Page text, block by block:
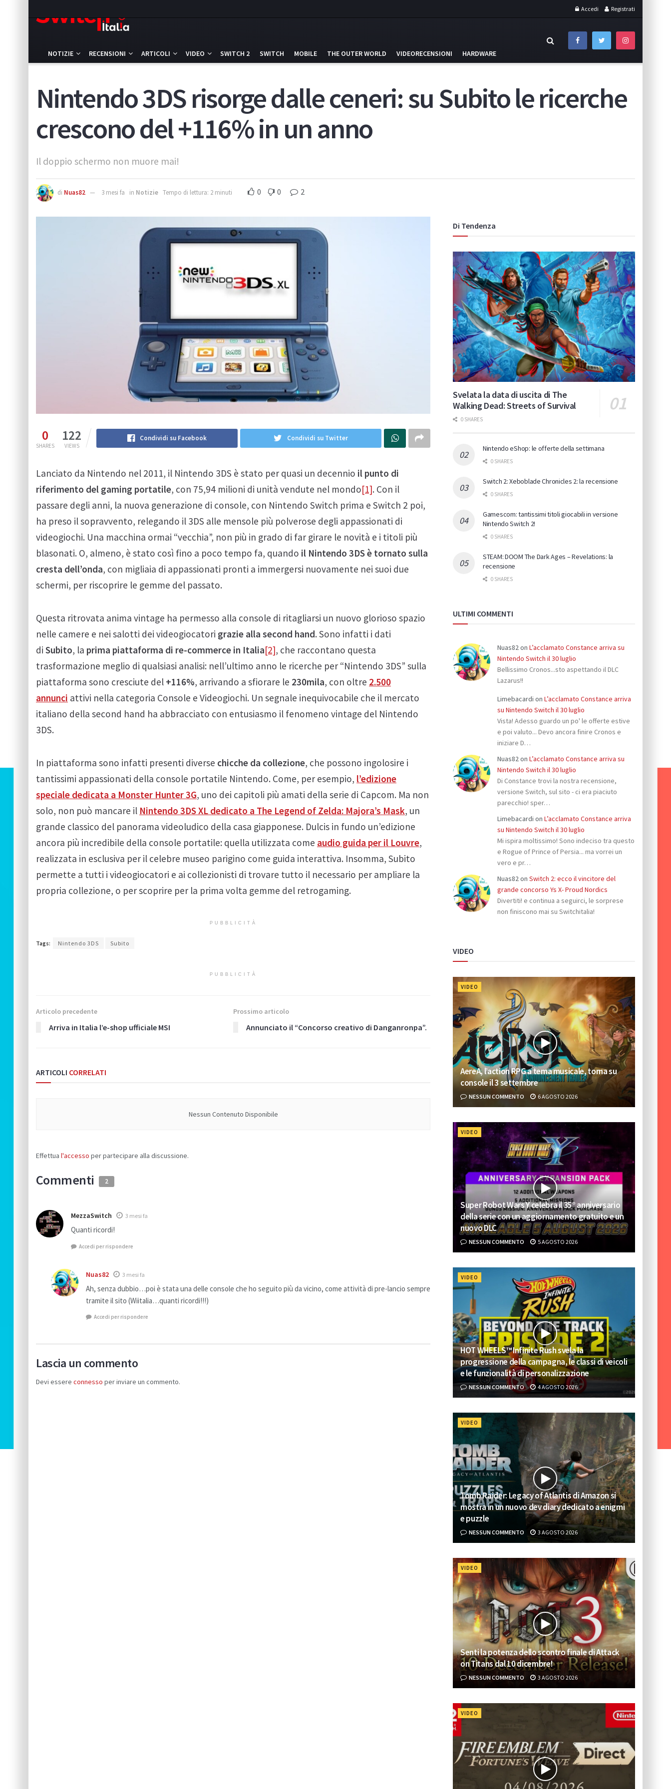
Accedi Registrati
NOTIZIE RECENSIONI ARTICOLI VIDEO SWITCH 2 SWITCH MOBILE THE OUTER WORLD VIDEORECENSIONI HARDWARE
Nintendo 3DS risorge dalle ceneri: su Subito le ricerche
crescono del +116% in un anno
Il doppio schermo non muore mai!
di Nuas82 3 mesi fa in Notizie Tempo di lettura: 2 minuti 0 0 2
0
SHARES
122
VIEWS
Condividi su Facebook Condividi su Twitter
Lanciato da Nintendo nel 2011, il Nintendo 3DS è stato per quasi un decennio il punto di
riferimento del gaming portatile, con 75,94 milioni di unità vendute nel mondo[1]. Con il
passare degli anni, la nuova generazione di console, con Nintendo Switch prima e Switch 2 poi,
ha preso il sopravvento, relegando il 3DS alle mensole più polverose degli appassionati di
videogiochi. Una macchina ormai “vecchia”, non più in grado di far girare le novità e i titoli più
blasonati. O, almeno, è stato così fino a poco tempo fa, quando il Nintendo 3DS è tornato sulla
cresta dell’onda, con migliaia di appassionati pronti a immergersi nuovamente nei suoi due
schermi, per riscoprire le gemme del passato.
Questa ritrovata anima vintage ha permesso alla console di ritagliarsi un nuovo glorioso spazio
nelle camere e nei salotti dei videogiocatori grazie alla second hand. Sono infatti i dati
di Subito, la prima piattaforma di re-commerce in Italia[2], che raccontano questa
trasformazione meglio di qualsiasi analisi: nell’ultimo anno le ricerche per “Nintendo 3DS” sulla
piattaforma sono cresciute del +116%, arrivando a sfiorare le 230mila, con oltre 2.500
annunci attivi nella categoria Console e Videogiochi. Un segnale inequivocabile che il mercato
italiano della second hand ha abbracciato con entusiasmo il fenomeno vintage del Nintendo
3DS.
In piattaforma sono infatti presenti diverse chicche da collezione, che possono ingolosire i
tantissimi appassionati della console portatile Nintendo. Come, per esempio, l’edizione
speciale dedicata a Monster Hunter 3G, uno dei capitoli più amati della serie di Capcom. Ma non
solo, non può mancare il Nintendo 3DS XL dedicato a The Legend of Zelda: Majora’s Mask, un
grande classico del panorama videoludico della casa giapponese. Dulcis in fundo un’edizione
ancora più incredibile della console portatile: quella utilizzata come audio guida per il Louvre,
realizzata in esclusiva per il celebre museo parigino come guida interattiva. Insomma, Subito
permette a tutti i videogiocatori e ai collezionisti di trovare tutto il necessario per ampliare la
propria collezione, o per scoprire per la prima volta gemme del retrogaming.
PUBBLICITÀ
Tags: Nintendo 3DS Subito
PUBBLICITÀ
Articolo precedente
Arriva in Italia l’e-shop ufficiale MSI
Prossimo articolo
Annunciato il “Concorso creativo di Danganronpa”.
ARTICOLI CORRELATI
Nessun Contenuto Disponibile
Effettua l'accesso per partecipare alla discussione.
Commenti 2
MezzaSwitch 3 mesi fa
Quanti ricordi!
Accedi per rispondere
Nuas82 3 mesi fa
Ah, senza dubbio…poi è stata una delle console che ho seguito più da vicino, come attività di pre-lancio sempre
tramite il sito (Wiitalia…quanti ricordi!!!)
Accedi per rispondere
Lascia un commento
Devi essere connesso per inviare un commento.
Di Tendenza
Svelata la data di uscita di The
Walking Dead: Streets of Survival
0 SHARES
Nintendo eShop: le offerte della settimana
0 SHARES
Switch 2: Xeboblade Chronicles 2: la recensione
0 SHARES
Gamescom: tantissimi titoli giocabili in versione
Nintendo Switch 2!
0 SHARES
STEAM: DOOM The Dark Ages – Revelations: la
recensione
0 SHARES
ULTIMI COMMENTI
Nuas82on L’acclamato Constance arriva su
Nintendo Switch il 30 luglio
Bellissimo Cronos...sto aspettando il DLC
Lazarus!!
Limebacardi on L’acclamato Constance arriva
su Nintendo Switch il 30 luglio
Vista! Adesso guardo un po' le offerte estive
e poi valuto... Devo ancora finire Cronos e
iniziare D…
Nuas82on L’acclamato Constance arriva su
Nintendo Switch il 30 luglio
Di Constance trovi la nostra recensione,
versione Switch, sul sito - ci era piaciuto
parecchio! sper…
Limebacardi on L’acclamato Constance arriva
su Nintendo Switch il 30 luglio
Mi ispira moltissimo! Sono indeciso tra questo
e Rogue of Prince of Persia... ma vorrei un
vero e pr…
Nuas82on Switch 2: ecco il vincitore del
grande concorso Ys X- Proud Nordics
Divertiti! e continua a seguirci, le sorprese
non finiscono mai su Switchitalia!
VIDEO
VIDEO
AereA, l’action RPG a tema musicale, torna su
console il 3 settembre
NESSUN COMMENTO 6 AGOSTO 2026
VIDEO
Super Robot Wars Y celebra il 35° anniversario
della serie con un aggiornamento gratuito e un
nuovo DLC
NESSUN COMMENTO 5 AGOSTO 2026
VIDEO
HOT WHEELS™ Infinite Rush svela la
progressione della campagna, le classi di veicoli
e le funzionalità di personalizzazione
NESSUN COMMENTO 4 AGOSTO 2026
VIDEO
Tomb Raider: Legacy of Atlantis di Amazon si
mostra in un nuovo dev diary dedicato a enigmi
e puzzle
NESSUN COMMENTO 3 AGOSTO 2026
VIDEO
Senti la potenza dello scontro finale di Attack
on Titans dal 10 dicembre!
NESSUN COMMENTO 3 AGOSTO 2026
VIDEO